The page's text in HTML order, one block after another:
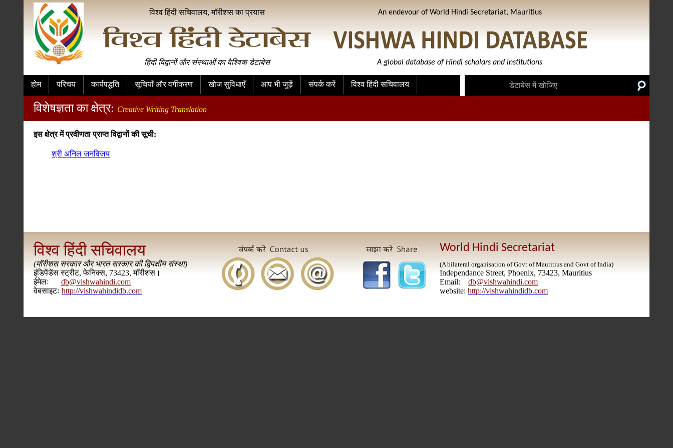
विश्व हिंदी सचिवालय, मॉरीशस का प्रयास An endevour of World Hindi Secretariat, Mauritius
हिंदी विद्वानों और संस्थाओं का वैश्विक डेटाबेस A global database of Hindi scholars and institutions
होम परिचय कार्यपद्धति सूचियाँ और वर्गीकरण खोज सुविधाएँ आप भी जुड़ें संपर्क करें विश्व हिंदी सचिवालय
विशेषज्ञता का क्षेत्र: Creative Writing Translation
इस क्षेत्र में प्रवीणता प्राप्त विद्वानों की सूची:
श्री अनिल जनविजय
विश्व हिंदी सचिवालय
(मॉरीशस सरकार और भारत सरकार की द्विपक्षीय संस्था)
इंडिपेंडेंस स्ट्रीट, फेनिक्स, 73423, मॉरीशस।
ईमेलः
db@vishwahindi.com
वेबसाइटः http://vishwahindidb.com
World Hindi Secretariat
(A bilateral organisation of Govt of Mauritius and Govt of India)
Independance Street, Phoenix, 73423, Mauritius
Email: db@vishwahindi.com
website: http://vishwahindidb.com